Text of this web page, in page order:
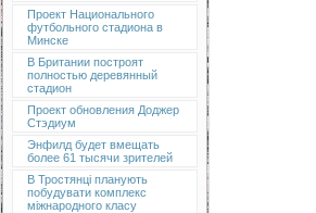
Проект Национального
футбольного стадиона в
Минске
В Британии построят
полностью деревянный
стадион
Проект обновления Доджер
Стэдиум
Энфилд будет вмещать
более 61 тысячи зрителей
В Тростянці планують
побудувати комплекс
міжнародного класу